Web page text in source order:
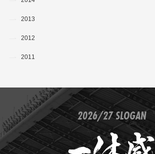
2013
2012
2011
2026/27 SLOGAN